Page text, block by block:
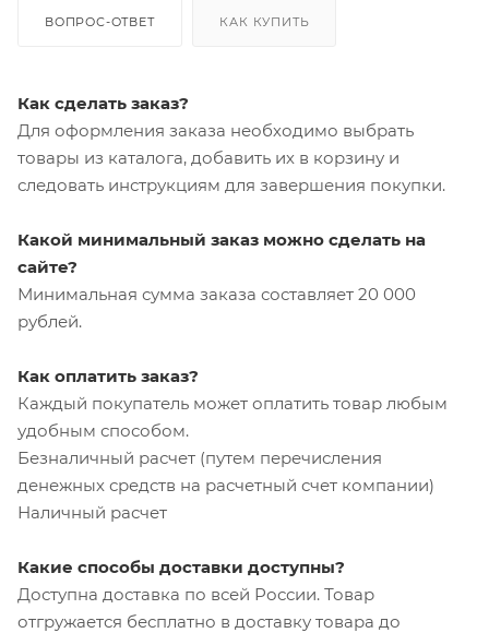
ВОПРОС-ОТВЕТ КАК КУПИТЬ
Как сделать заказ?
Для оформления заказа необходимо выбрать
товары из каталога, добавить их в корзину и
следовать инструкциям для завершения покупки.
Какой минимальный заказ можно сделать на
сайте?
Минимальная сумма заказа составляет 20 000
рублей.
Как оплатить заказ?
Каждый покупатель может оплатить товар любым
удобным способом.
Безналичный расчет (путем перечисления
денежных средств на расчетный счет компании)
Наличный расчет
Какие способы доставки доступны?
Доступна доставка по всей России. Товар
отгружается бесплатно в доставку товара до